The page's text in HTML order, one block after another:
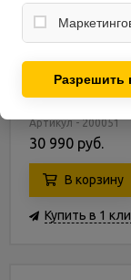
Эллиптический
тренажер Body
BE-6760G
Артикул - 200051
30 990 руб.
В корзину
Купить в 1
Собирают
использовании
предложений на
Разрешить